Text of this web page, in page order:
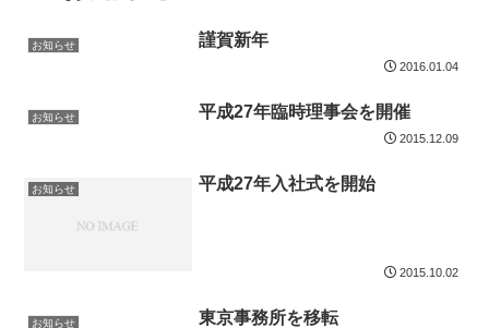
お知らせ 謹賀新年
2016.01.04
お知らせ 平成27年臨時理事会を開催
2015.12.09
お知らせ 平成27年入社式を開始
2015.10.02
お知らせ 東京事務所を移転